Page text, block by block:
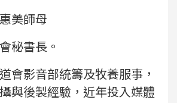
美師母
秘書長。
會影音部統籌及牧養服事，
與後製經驗，近年投入媒體